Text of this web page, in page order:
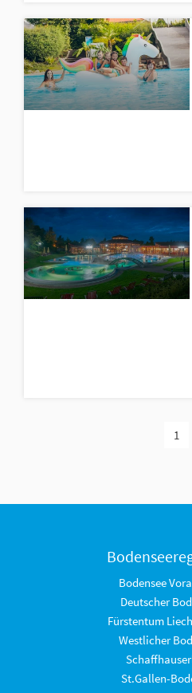
1
Bodensee
Deutscher
Fürstentum
Westlicher
St.Gallen-